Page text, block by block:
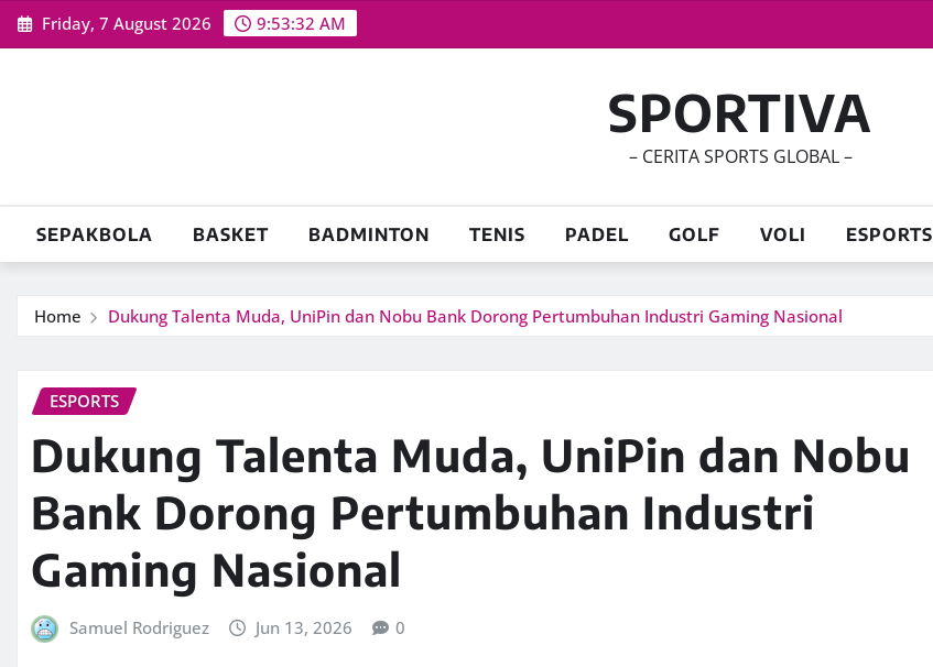
Skip
to
Friday, 7 August 2026 9:53:33 AM
SPORTIVA
– CERITA SPORTS GLOBAL –
SEPAKBOLA BASKET BADMINTON TENIS PADEL GOLF VOLI ESPORTS
Home Dukung Talenta Muda, UniPin dan Nobu Bank Dorong Pertumbuhan Industri Gaming Nasional
ESPORTS
Dukung Talenta Muda, UniPin dan Nobu
Bank Dorong Pertumbuhan Industri
Gaming Nasional
Samuel Rodriguez Jun 13, 2026 0